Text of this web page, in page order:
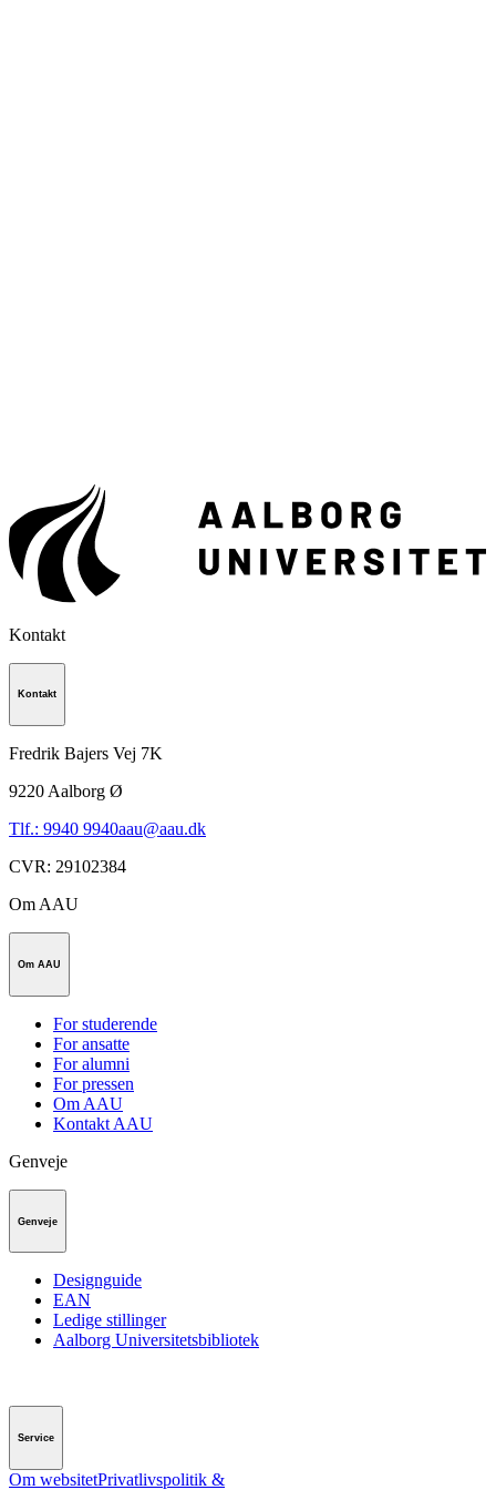
Kontakt
Kontakt
Fredrik Bajers Vej 7K
9220 Aalborg Ø
Tlf.: 9940 9940aau@aau.dk
CVR: 29102384
Om AAU
Om AAU
For studerende
For ansatte
For alumni
For pressen
Om AAU
Kontakt AAU
Genveje
Genveje
Designguide
EAN
Ledige stillinger
Aalborg Universitetsbibliotek
Service
Om websitetPrivatlivspolitik &